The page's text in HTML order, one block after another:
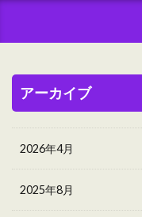
アーカイブ
2026年4月
2025年8月